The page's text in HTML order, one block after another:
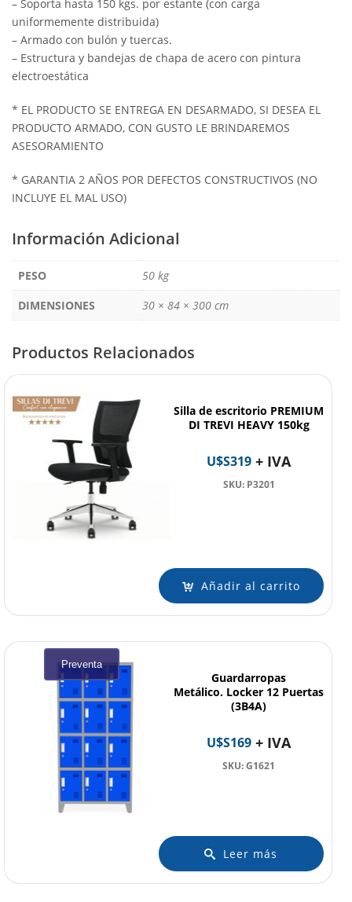
– Soporta hasta 150 kgs. por estante (con carga
uniformemente distribuida)
– Armado con bulón y tuercas.
– Estructura y bandejas de chapa de acero con pintura
electroestática
* EL PRODUCTO SE ENTREGA EN DESARMADO, SI DESEA EL
PRODUCTO ARMADO, CON GUSTO LE BRINDAREMOS
ASESORAMIENTO
* GARANTIA 2 AÑOS POR DEFECTOS CONSTRUCTIVOS (NO
INCLUYE EL MAL USO)
Información Adicional
PESO
50 kg
DIMENSIONES
30 × 84 × 300 cm
Productos Relacionados
Silla de escritorio PREMIUM
DI TREVI HEAVY 150kg
U$S319 + IVA
SKU: P3201
Añadir al carrito
Guardarropas
Metálico. Locker 12 Puertas
(3B4A)
Preventa
U$S169 + IVA
SKU: G1621
Leer más